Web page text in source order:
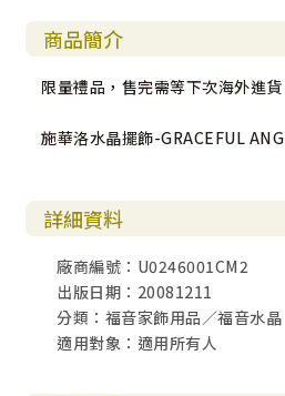
商品簡介
限量禮品，售完需等下次海外進貨
施華洛水晶擺飾-GRACEFUL
詳細資料
廠商編號：U0246001CM2
出版日期：20081211
分類：福音家飾用品／福音水晶
適用對象：適用所有人